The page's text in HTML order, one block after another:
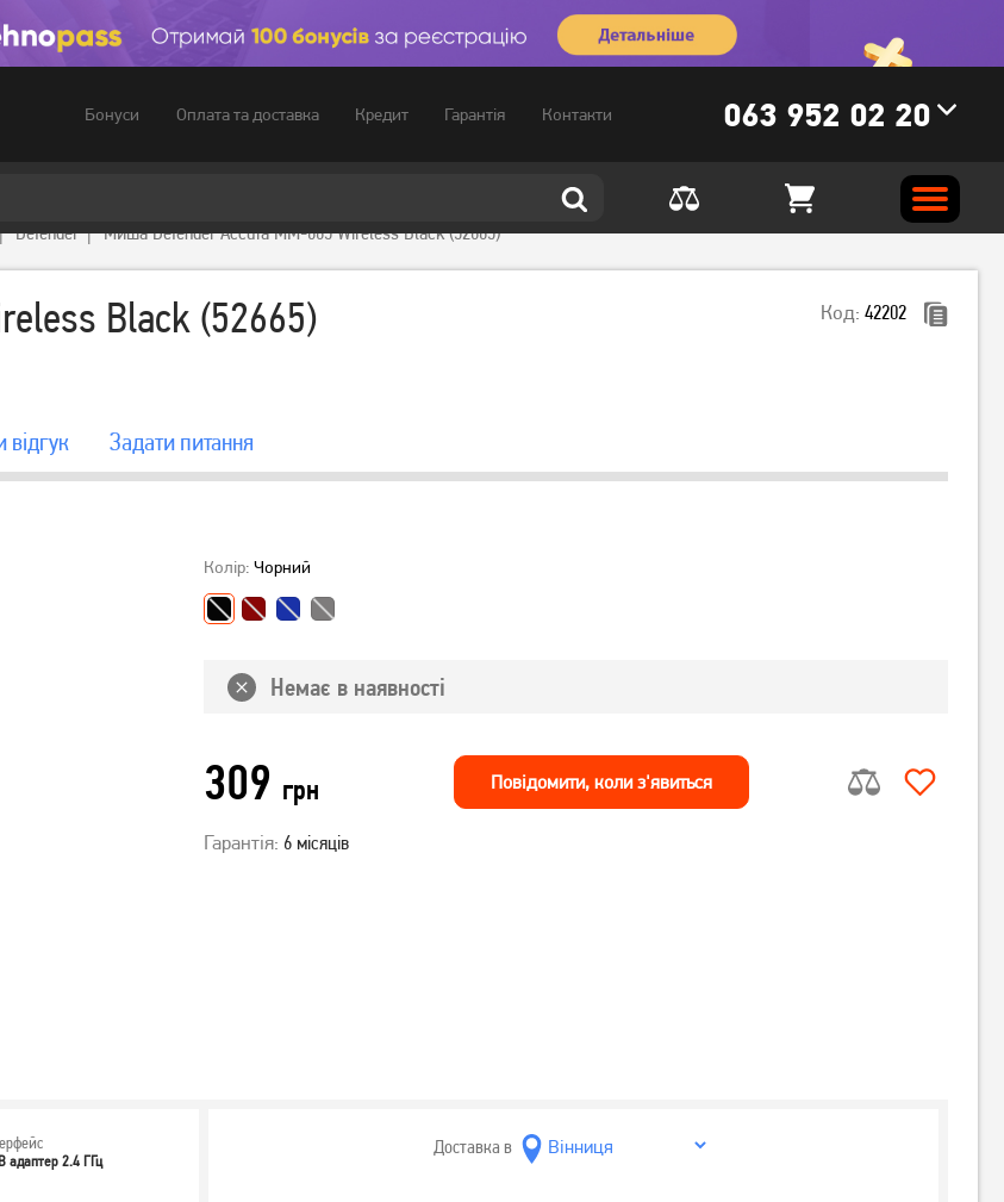
Бонуси Оплата та доставка Кредит Гарантія Контакти 063 952 02 20
Defender Миша Defender Accura MM-665 Wireless Black (52665)
Black (52665) Код: 42202
вiдгук Задати питання
Колір: Чорний
Немає в наявності
309 грн Повiдомити, коли з'явиться
Гарантія: 6 місяців
адаптер 2.4 ГГц
Доставка в